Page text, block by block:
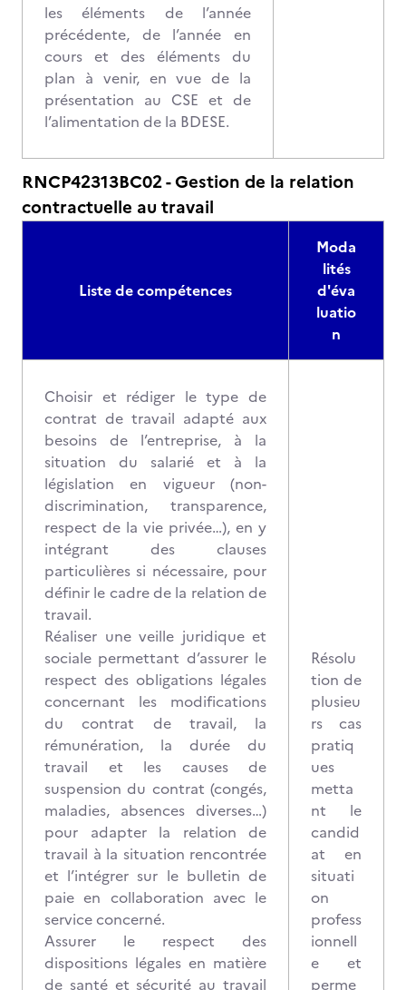
les éléments de l’année
précédente, de l’année en
cours et des éléments du
plan à venir, en vue de la
présentation au CSE et de
l’alimentation de la BDESE.
RNCP42313BC02 - Gestion de la relation
contractuelle au travail
Liste de compétences
Moda
lités
d'éva
luatio
n
Choisir et rédiger le type de
contrat de travail adapté aux
besoins de l’entreprise, à la
situation du salarié et à la
législation en vigueur (non-
discrimination, transparence,
respect de la vie privée…), en y
intégrant des clauses
particulières si nécessaire, pour
définir le cadre de la relation de
travail.
Réaliser une veille juridique et
sociale permettant d’assurer le
respect des obligations légales
concernant les modifications
du contrat de travail, la
rémunération, la durée du
travail et les causes de
suspension du contrat (congés,
maladies, absences diverses…)
pour adapter la relation de
travail à la situation rencontrée
et l’intégrer sur le bulletin de
paie en collaboration avec le
service concerné.
Assurer le respect des
dispositions légales en matière
de santé et sécurité au travail
Résolu
tion de
plusieu
rs cas
pratiq
ues
metta
nt le
candid
at en
situati
on
profess
ionnell
e et
perme